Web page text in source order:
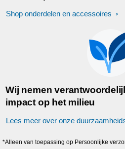
Shop onderdelen en accessoires
Wij nemen
impact op het milieu
Lees meer over onze
*Alleen van toepassing op Persoonlijke